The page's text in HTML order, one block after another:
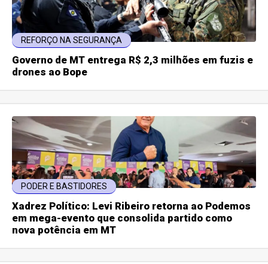
REFORÇO NA SEGURANÇA
Governo de MT entrega R$ 2,3 milhões em fuzis e
drones ao Bope
PODER E BASTIDORES
Xadrez Político: Levi Ribeiro retorna ao Podemos
em mega-evento que consolida partido como
nova potência em MT